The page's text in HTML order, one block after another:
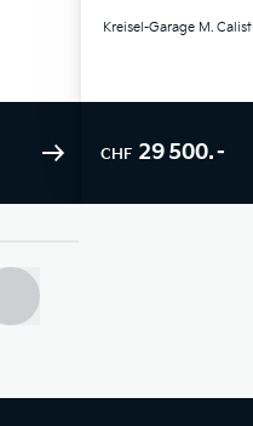
Kreisel-Garage M.
CHF 29 500.–